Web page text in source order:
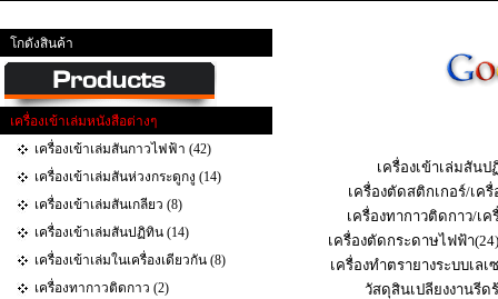
โกดังสินค้า
เครื่องเข้าเล่มหนังสือต่างๆ
เครื่องเข้าเล่มสันกาวไฟฟ้า (42)
เครื่องเข้าเล่มสันห่วงกระดูกงู (14)
เครื่องเข้าเล่มสันเกลียว (8)
เครื่องเข้าเล่มสันปฏิทิน (14)
เครื่องเข้าเล่มในเครื่องเดียวกัน (8)
เครื่องทากาวติดกาว (2)
เครื่องเข้าเล่มสันป
เครื่องตัดสติกเกอร์/เค
เครื่องทากาวติดกาว/เค
เครื่องตัดกระดาษไฟฟ้า(24)
เครื่องทำตรายางระบบเลเ
วัสดุสินเปลียงงานรีด